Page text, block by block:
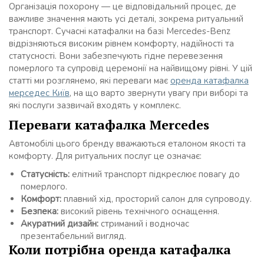
Організація похорону — це відповідальний процес, де
важливе значення мають усі деталі, зокрема ритуальний
транспорт. Сучасні катафалки на базі Mercedes-Benz
відрізняються високим рівнем комфорту, надійності та
статусності. Вони забезпечують гідне перевезення
померлого та супровід церемонії на найвищому рівні. У цій
статті ми розглянемо, які переваги має оренда катафалка
мерседес Київ, на що варто звернути увагу при виборі та
які послуги зазвичай входять у комплекс.
Переваги катафалка Mercedes
Автомобілі цього бренду вважаються еталоном якості та
комфорту. Для ритуальних послуг це означає:
Статусність: елітний транспорт підкреслює повагу до
померлого.
Комфорт: плавний хід, просторий салон для супроводу.
Безпека: високий рівень технічного оснащення.
Акуратний дизайн: стриманий і водночас
презентабельний вигляд.
Коли потрібна оренда катафалка